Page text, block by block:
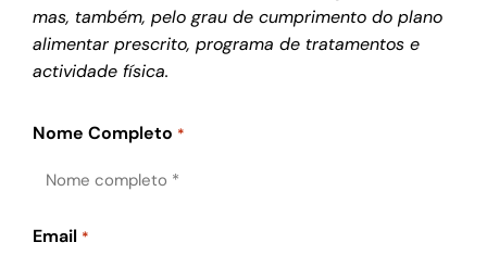
mas, também, pelo grau de cumprimento do plano
alimentar prescrito, programa de tratamentos e
actividade física.
Nome Completo *
Email *